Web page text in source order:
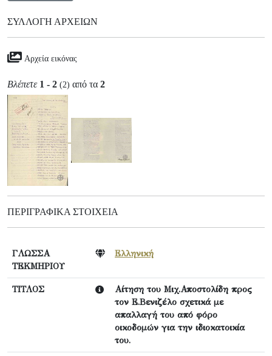
ΣΥΛΛΟΓΉ ΑΡΧΕΊΩΝ
Αρχεία εικόνας
Βλέπετε 1 - 2 (2) από τα 2
ΠΕΡΙΓΡΑΦΙΚΆ ΣΤΟΙΧΕΊΑ
ΓΛΩΣΣΑ
ΤΕΚΜΗΡΙΟΥ
Ελληνική
ΤΙΤΛΟΣ
Αίτηση του Μιχ.Αποστολίδη προς
τον Ε.Βενιζέλο σχετικά με
απαλλαγή του από φόρο
οικοδομών για την ιδιοκατοικία
του.